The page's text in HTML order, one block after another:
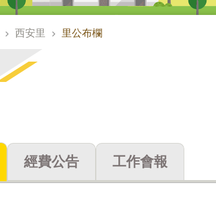
西安里 里公布欄
經費公告 工作會報